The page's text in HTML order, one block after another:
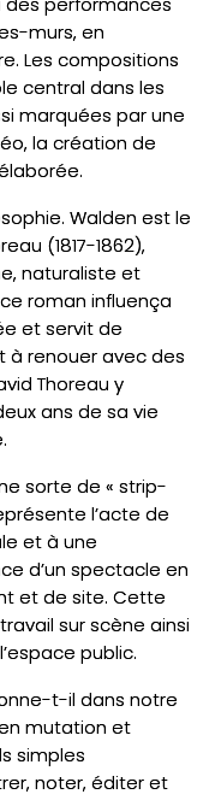
murs, en
Les compositions
central dans les
marquées par une
la création de
Walden est le
(1817-1862),
naturaliste et
roman influença
et servit de
à renouer avec des
Thoreau y
ans de sa vie
sorte de « strip-
l’acte de
et à une
d’un spectacle en
et de site. Cette
sur scène ainsi
public.
t-il dans notre
mutation et
simples
noter, éditer et